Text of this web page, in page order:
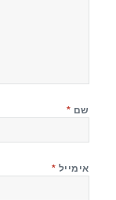
שם *
אימייל *